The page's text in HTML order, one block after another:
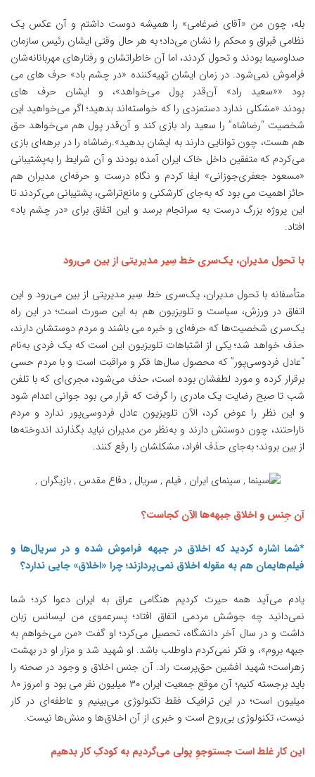
بله، چون من «آقای ضرغامی» را همیشه دوست داشتم و آن عکس یک
نظامی قبراق و محکم را نشان می‌داد؛ به هر حال وقتی ایشان رئیس سازمان
صداوسیما بودند و تحول کردند، اما آن‌ خاطراتشان و رفتارهای مهربانانه‌شان
فراموش نمی‌شود. در زمان ایشان تهیه‌کننده «در چشم باد» حرف های می
بود ««سعید راد» آن‌قدر پول می‌خواهد»، و ایشان حرف های
بودند «مشکلی ندارد دستمزدی را که خواسته‌اند بدهید؛ اگر می‌خواهید این
شخصیت “رضاشاه” را سعید راد بازی کند و آن‌قدر پول هم می‌خواهد حق
هم هست، چون توانایی دارند به ایشان بدهید».رضاشاه را در برهه‌ای بازی
می‌کردم که متفقین داخل خاک ایران آمده بودند و آن شرایط را به‌پشتیبانی
«مسعود جعفری‌جوزانی» ایفا کردم و نگاهِ درست و حرفه‌ای مدیران هم
حائز اهمیت می بود که به‌جای کارشکنی و مانع‌تراشی‌، پشتیبانی می‌کردند تا
این پروژه بزرگ درست به سرانجام برسد و این اتفاق برای «در چشم باد»
افتاد.
با تحول مدیران، یک‌سری خط سِیر مدیریتی از بین می‌رود
متأسفانه با تحول مدیران، یک‌سری خط سِیر مدیریتی از بین می‌رود و این
اتفاق در ورزش، سیاست و تلویزیون هم به این صورت است؛ در این راه
یک‌سری شخصیت‌ها که حرفه‌ای و خبره می باشند و مردم دوستشان دارند،
حذف خواهد شد؛ یکی از اشتباهات تلویزیون این است که یک فردی به‌نام
“عادل فردوسی‌پور” که محصول سال‌ها فکر و مراقبت است و با مردم حسی
برقرار کرده و مورد لطفشان بوده است، حذف می‌شود، مجری‌ای که با تلفن
شب تا صبح رضایت یک مادری را گرفت که قرار می بود جوانی اعدام شود
و این نظر را عوض کرد، الآن تلویزیون عادل فردوسی‌پور ندارد و مردم
ناراحتند، چون دوستش دارند و به‌نظر من مدیران نباید بگذارند اندوخته‌ها
از بین بروند؛ به‌جای حذف افراد، مشکلشان را رفع کنند.
آن جِنس و اخلاق جبهه‌ها الآن کجاست؟
*شما اشاره کردید که اخلاق در جبهه فراموش شده و در سریال‌ها و
فیلم‌هایمان هم به مقوله اخلاق نمی‌پردازند؛ چرا «اخلاق» جایی ندارد؟
یادم می‌آید همه حیرت کردیم هنگامی عراق به ایران دعوا کرد؛ شما
نمی‌دانید چه جوشش مردمی اتفاق افتاد؛ پسرعموی من لیسانس زبان
داشت و در سال آخر دانشگاه، تحصیل می‌کرد؛ او گفت «من می‌خواهم به
جبهه بروم»، و فکر نمی‌کردم داوطلب باشد. او شهید شد و مزار او در بهشت
زهراست؛ شهید افشین حق‌پرست راد. آن جنس اخلاق و وجود در صحنه را
باید برجسته کنیم؛ آن موقع جمعیت ایران ۳۰ میلیون نفر می بود و امروز ۸۰
میلیون است؛ در این ترافیک فقط تکنولوژی می‌بینیم و عاطفه‌ای در کار
نیست، تکنولوژی بی‌روح است و خبری از آن اخلاق‌ها و منش‌‌ها نیست.
این کار غلط است جستوجوِ پولی می‌گردیم به کودکِ کار بدهیم